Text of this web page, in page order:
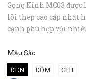
Gọng Kính MC03
lõi thép cao cấp nhất
cạnh phù hợp với
va đập ...
Mầu Sắc
ĐEN ĐỐM GHI